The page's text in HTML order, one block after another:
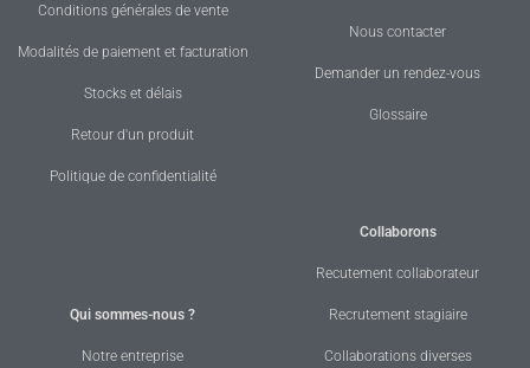
Conditions générales de vente
Modalités de paiement et facturation
Stocks et délais
Retour d'un produit
Politique de confidentialité
Nous contacter
Demander un rendez-vous
Glossaire
Qui sommes-nous ?
Notre entreprise
Collaborons
Recutement collaborateur
Recrutement stagiaire
Collaborations diverses